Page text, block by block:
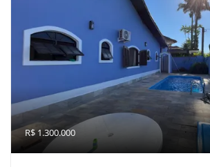
R$ 1.300.000